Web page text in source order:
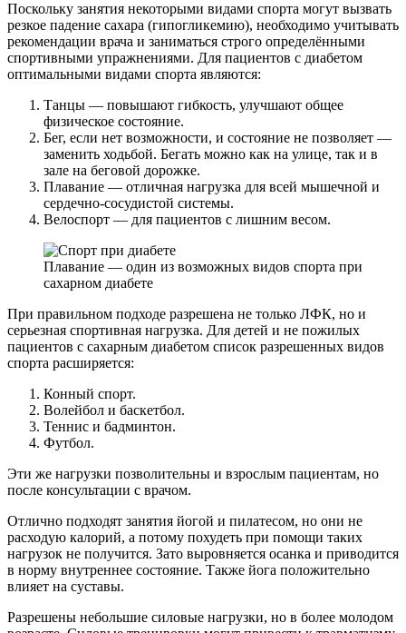
Поскольку занятия некоторыми видами спорта могут вызвать
резкое падение сахара (гипогликемию), необходимо учитывать
рекомендации врача и заниматься строго определёнными
спортивными упражнениями. Для пациентов с диабетом
оптимальными видами спорта являются:
Танцы — повышают гибкость, улучшают общее
физическое состояние.
Бег, если нет возможности, и состояние не позволяет —
заменить ходьбой. Бегать можно как на улице, так и в
зале на беговой дорожке.
Плавание — отличная нагрузка для всей мышечной и
сердечно-сосудистой системы.
Велоспорт — для пациентов с лишним весом.
Плавание — один из возможных видов спорта при
сахарном диабете
При правильном подходе разрешена не только ЛФК, но и
серьезная спортивная нагрузка. Для детей и не пожилых
пациентов с сахарным диабетом список разрешенных видов
спорта расширяется:
Конный спорт.
Волейбол и баскетбол.
Теннис и бадминтон.
Футбол.
Эти же нагрузки позволительны и взрослым пациентам, но
после консультации с врачом.
Отлично подходят занятия йогой и пилатесом, но они не
расходую калорий, а потому похудеть при помощи таких
нагрузок не получится. Зато выровняется осанка и приводится
в норму внутреннее состояние. Также йога положительно
влияет на суставы.
Разрешены небольшие силовые нагрузки, но в более молодом